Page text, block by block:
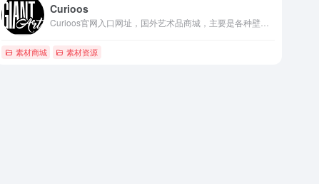
Curioos
素材商城 素材资源